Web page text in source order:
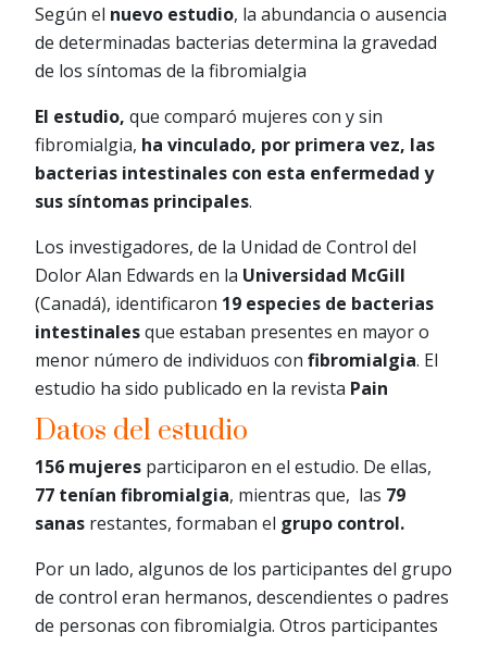
Según el nuevo estudio, la abundancia o ausencia
de determinadas bacterias determina la gravedad
de los síntomas de la fibromialgia
El estudio, que comparó mujeres con y sin
fibromialgia, ha vinculado, por primera vez, las
bacterias intestinales con esta enfermedad y
sus síntomas principales.
Los investigadores, de la Unidad de Control del
Dolor Alan Edwards en la Universidad McGill
(Canadá), identificaron 19 especies de bacterias
intestinalesque estaban presentes en mayor o
menor número de individuos con fibromialgia. El
estudio ha sido publicado en la revista Pain
Datos del estudio
156 mujeres participaron en el estudio. De ellas,
77 tenían fibromialgia, mientras que, las 79
sanas restantes, formaban el grupo control.
Por un lado, algunos de los participantes del grupo
de control eran hermanos, descendientes o padres
de personas con fibromialgia. Otros participantes